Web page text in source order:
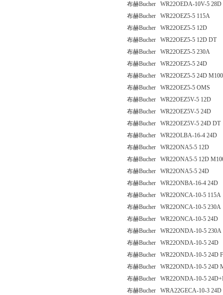
布赫Bucher WR22OEDA-10V-5 28D
布赫Bucher WR22OEZ5-5 115A
布赫Bucher WR22OEZ5-5 12D
布赫Bucher WR22OEZ5-5 12D DT
布赫Bucher WR22OEZ5-5 230A
布赫Bucher WR22OEZ5-5 24D
布赫Bucher WR22OEZ5-5 24D M100
布赫Bucher WR22OEZ5-5 OMS
布赫Bucher WR22OEZ5V-5 12D
布赫Bucher WR22OEZ5V-5 24D
布赫Bucher WR22OEZ5V-5 24D DT
布赫Bucher WR22OLBA-16-4 24D
布赫Bucher WR22ONA5-5 12D
布赫Bucher WR22ONA5-5 12D
布赫Bucher WR22ONA5-5 24D
布赫Bucher WR22ONBA-16-4 24D
布赫Bucher WR22ONCA-10-5 115A
布赫Bucher WR22ONCA-10-5 230A
布赫Bucher WR22ONCA-10-5 24D
布赫Bucher WR22ONDA-10-5 230A
布赫Bucher WR22ONDA-10-5 24D
布赫Bucher WR22ONDA-10-5 24D F
布赫Bucher WR22ONDA-10-5 24D
布赫Bucher WR22ONDA-10-5
布赫Bucher WRA22GECA-10-3 24D